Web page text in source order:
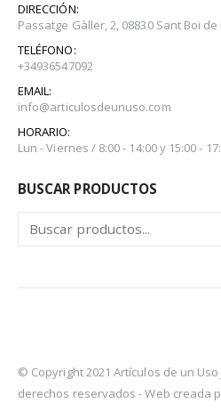
DIRECCIÓN:
Passatge Gàller, 2, 08830 Sant Boi
TELÉFONO:
+34936547092
EMAIL:
info@articulosdeunuso.com
HORARIO:
Lun - Viernes / 8:00 - 14:00 y 15:00 -
BUSCAR PRODUCTOS
© Copyright 2021 Artículos de un Uso
derechos reservados -Web creada